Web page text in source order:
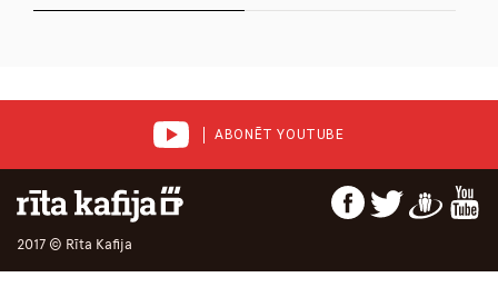
ABONĒT YOUTUBE
2017 © Rīta Kafija